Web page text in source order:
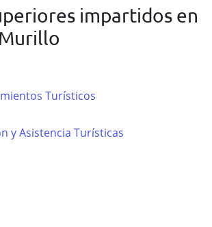
impartidos en
Turísticos
y Asistencia Turísticas